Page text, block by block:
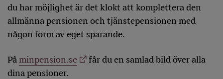
du har möjlighet är det klokt att komplettera den
allmänna pensionen och tjänstepensionen med
någon form av eget sparande.
På minpension.se
får du en samlad bild över alla
dina pensioner.